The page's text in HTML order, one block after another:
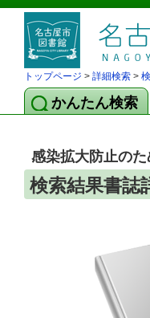
トップページ > 詳細検索 >
かんたん検索
感染拡大防止の
検索結果書誌